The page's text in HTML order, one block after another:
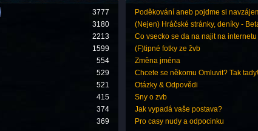
3777
3180
2213
1599
554
529
521
415
374
369
Poděkování aneb pojdme si
(Nejen) Hráčské stránky, deníky -
Co vsecko se da na najit na internetu
(F)tipné fotky ze žvb
Změna jména
Chcete se někomu Omluvit? Tak
Otázky & Odpovědi
Sny o zvb
Jak vypadá vaše postava?
Pro casy nudy a odpocinku